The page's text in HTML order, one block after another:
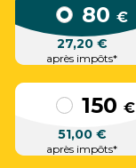
80 €
27,20€
après impôts*
150 €
51,00€
après impôts*